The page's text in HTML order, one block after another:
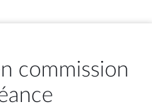
commission